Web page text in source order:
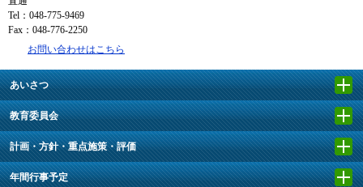
Tel：048-775-9469
Fax：048-776-2250
お問い合わせはこちら
あいさつ
教育委員会
計画・方針・重点施策・評価
年間行事予定